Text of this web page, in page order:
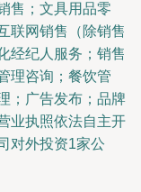
售；文具用品零
联网销售（除销售
经纪人服务；销售
理咨询；餐饮管
；广告发布；品牌
业执照依法自主开
对外投资1家公